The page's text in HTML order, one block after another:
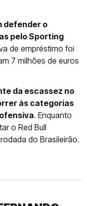
defender o
pelo Sporting
de empréstimo foi
7 milhões de euros
da escassez no
às categorias
. Enquanto
o Red Bull
do Brasileirão.